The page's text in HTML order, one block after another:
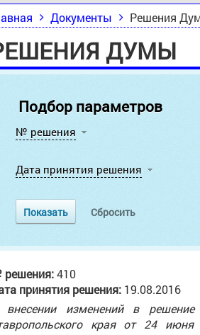
Документы Решения
ДУМЫ
Подбор параметров
№ решения
Дата принятия решения
410
принятия решения: 19.08.2016
изменений в решение
края от 24